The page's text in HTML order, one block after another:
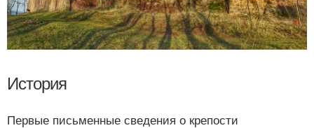
История
Первые письменные сведения о крепости